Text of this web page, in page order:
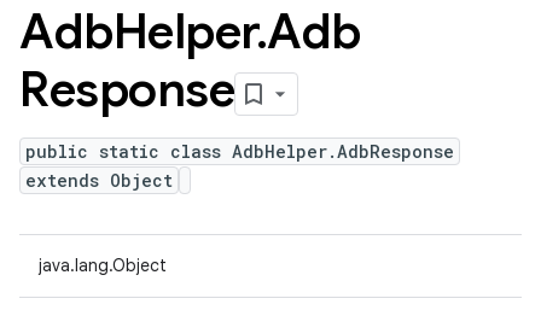
AdbHelper.Adb
Response
public static class AdbHelper.AdbResponse
extends Object
java.lang.Object